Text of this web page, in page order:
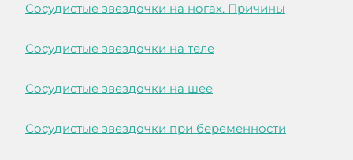
Сосудистые звездочки на ногах. Причины
Сосудистые звездочки на теле
Сосудистые звездочки на шее
Сосудистые звездочки при беременности